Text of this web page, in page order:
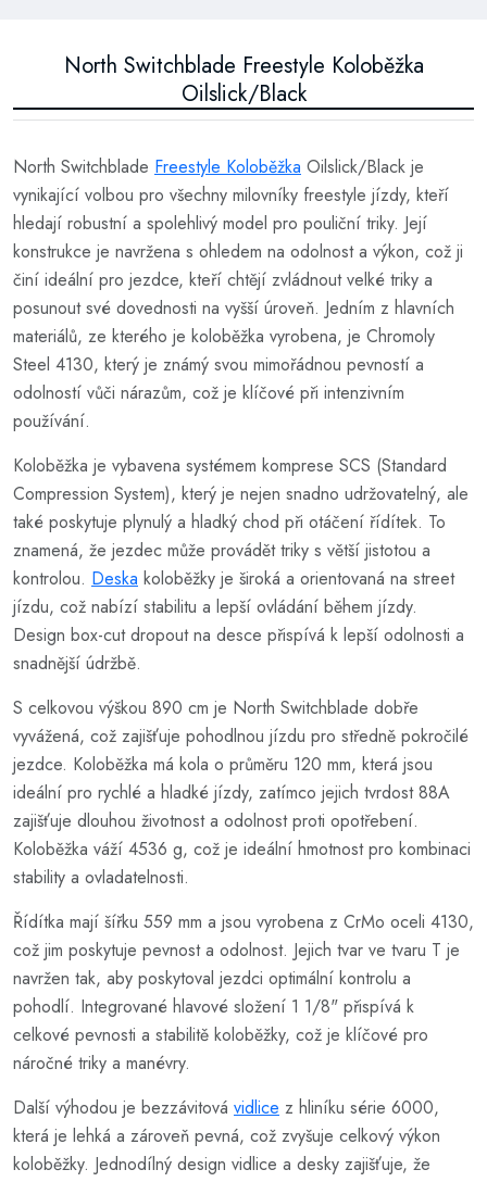
North Switchblade Freestyle Koloběžka
Oilslick/Black
North Switchblade Freestyle Koloběžka Oilslick/Black je
vynikající volbou pro všechny milovníky freestyle jízdy, kteří
hledají robustní a spolehlivý model pro pouliční triky. Její
konstrukce je navržena s ohledem na odolnost a výkon, což ji
činí ideální pro jezdce, kteří chtějí zvládnout velké triky a
posunout své dovednosti na vyšší úroveň. Jedním z hlavních
materiálů, ze kterého je koloběžka vyrobena, je Chromoly
Steel 4130, který je známý svou mimořádnou pevností a
odolností vůči nárazům, což je klíčové při intenzivním
používání.
Koloběžka je vybavena systémem komprese SCS (Standard
Compression System), který je nejen snadno udržovatelný, ale
také poskytuje plynulý a hladký chod při otáčení řídítek. To
znamená, že jezdec může provádět triky s větší jistotou a
kontrolou. Deska koloběžky je široká a orientovaná na street
jízdu, což nabízí stabilitu a lepší ovládání během jízdy.
Design box-cut dropout na desce přispívá k lepší odolnosti a
snadnější údržbě.
S celkovou výškou 890 cm je North Switchblade dobře
vyvážená, což zajišťuje pohodlnou jízdu pro středně pokročilé
jezdce. Koloběžka má kola o průměru 120 mm, která jsou
ideální pro rychlé a hladké jízdy, zatímco jejich tvrdost 88A
zajišťuje dlouhou životnost a odolnost proti opotřebení.
Koloběžka váží 4536 g, což je ideální hmotnost pro kombinaci
stability a ovladatelnosti.
Řídítka mají šířku 559 mm a jsou vyrobena z CrMo oceli 4130,
což jim poskytuje pevnost a odolnost. Jejich tvar ve tvaru T je
navržen tak, aby poskytoval jezdci optimální kontrolu a
pohodlí. Integrované hlavové složení 1 1/8" přispívá k
celkové pevnosti a stabilitě koloběžky, což je klíčové pro
náročné triky a manévry.
Další výhodou je bezzávitová vidlice z hliníku série 6000,
která je lehká a zároveň pevná, což zvyšuje celkový výkon
koloběžky. Jednodílný design vidlice a desky zajišťuje, že